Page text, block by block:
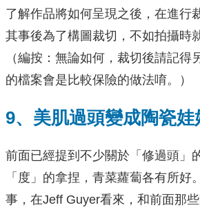
了解作品將如何呈現之後，在進行
其事後為了構圖裁切，不如拍攝時
（編按：無論如何，裁切後請記得
的檔案會是比較保險的做法唷。）
9、美肌過頭變成陶瓷娃
前面已經提到不少關於「修過頭」
「度」的拿捏，青菜蘿蔔各有所好
事，在Jeff Guyer看來，和前面那